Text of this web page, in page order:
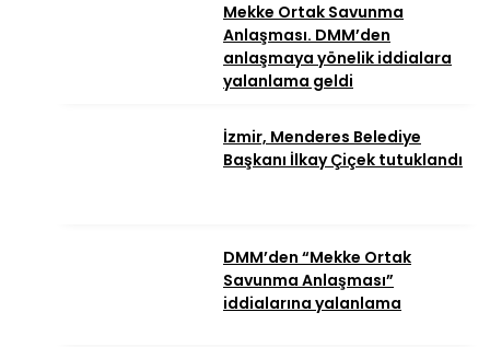
Mekke Ortak Savunma
Anlaşması. DMM’den
anlaşmaya yönelik iddialara
yalanlama geldi
İzmir, Menderes Belediye
Başkanı İlkay Çiçek tutuklandı
DMM’den “Mekke Ortak
Savunma Anlaşması”
iddialarına yalanlama